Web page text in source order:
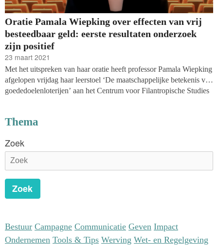
Oratie Pamala Wiepking over effecten van vrij
besteedbaar geld: eerste resultaten onderzoek
zijn positief
23 maart 2021
Met het uitspreken van haar oratie heeft professor Pamala Wiepking
afgelopen vrijdag haar leerstoel ‘De maatschappelijke betekenis van
goededoelenloterijen’ aan het Centrum voor Filantropische Studies
coronamaatregelen. Toch zaten er vrijdagmiddag meer dan
YouTube werd gestreamd. Wiepking gaat de komende jaren
non-profit sector.
Thema
Zoek
Zoek
Bestuur Campagne Communicatie Geven Impact
Ondernemen Tools & Tips Werving Wet- en Regelgeving